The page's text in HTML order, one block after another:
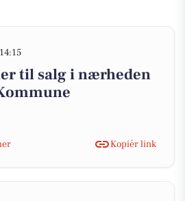
til salg i nærheden
Kopiér link